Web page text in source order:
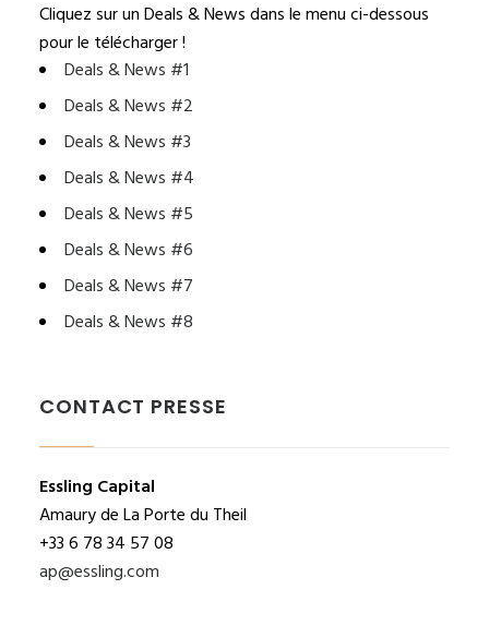
Cliquez sur un Deals & News dans le menu ci-dessous
pour le télécharger !
Deals & News #1
Deals & News #2
Deals & News #3
Deals & News #4
Deals & News #5
Deals & News #6
Deals & News #7
Deals & News #8
CONTACT PRESSE
Essling Capital
Amaury de La Porte du Theil
+33 6 78 34 57 08
ap@essling.com